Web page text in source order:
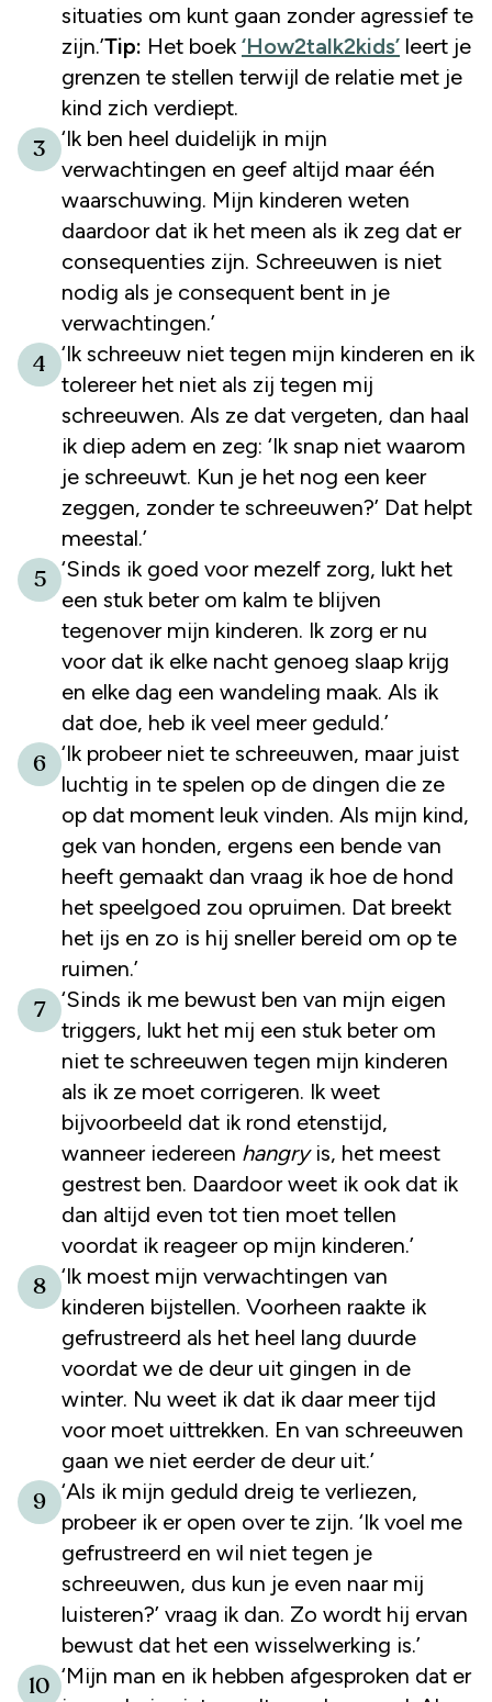
situaties om kunt gaan zonder agressief te
zijn.’Tip: Het boek ‘How2talk2kids’ leert je
grenzen te stellen terwijl de relatie met je
kind zich verdiept.
3
‘Ik ben heel duidelijk in mijn
verwachtingen en geef altijd maar één
waarschuwing. Mijn kinderen weten
daardoor dat ik het meen als ik zeg dat er
consequenties zijn. Schreeuwen is niet
nodig als je consequent bent in je
verwachtingen.’
4
‘Ik schreeuw niet tegen mijn kinderen en ik
tolereer het niet als zij tegen mij
schreeuwen. Als ze dat vergeten, dan haal
ik diep adem en zeg: ‘Ik snap niet waarom
je schreeuwt. Kun je het nog een keer
zeggen, zonder te schreeuwen?’ Dat helpt
meestal.’
5
‘Sinds ik goed voor mezelf zorg, lukt het
een stuk beter om kalm te blijven
tegenover mijn kinderen. Ik zorg er nu
voor dat ik elke nacht genoeg slaap krijg
en elke dag een wandeling maak. Als ik
dat doe, heb ik veel meer geduld.’
6
‘Ik probeer niet te schreeuwen, maar juist
luchtig in te spelen op de dingen die ze
op dat moment leuk vinden. Als mijn kind,
gek van honden, ergens een bende van
heeft gemaakt dan vraag ik hoe de hond
het speelgoed zou opruimen. Dat breekt
het ijs en zo is hij sneller bereid om op te
ruimen.’
7
‘Sinds ik me bewust ben van mijn eigen
triggers, lukt het mij een stuk beter om
niet te schreeuwen tegen mijn kinderen
als ik ze moet corrigeren. Ik weet
bijvoorbeeld dat ik rond etenstijd,
wanneer iedereen hangryis, het meest
gestrest ben. Daardoor weet ik ook dat ik
dan altijd even tot tien moet tellen
voordat ik reageer op mijn kinderen.’
8
‘Ik moest mijn verwachtingen van
kinderen bijstellen. Voorheen raakte ik
gefrustreerd als het heel lang duurde
voordat we de deur uit gingen in de
winter. Nu weet ik dat ik daar meer tijd
voor moet uittrekken. En van schreeuwen
gaan we niet eerder de deur uit.’
9
‘Als ik mijn geduld dreig te verliezen,
probeer ik er open over te zijn. ‘Ik voel me
gefrustreerd en wil niet tegen je
schreeuwen, dus kun je even naar mij
luisteren?’ vraag ik dan. Zo wordt hij ervan
bewust dat het een wisselwerking is.’
10 ‘Mijn man en ik hebben afgesproken dat er